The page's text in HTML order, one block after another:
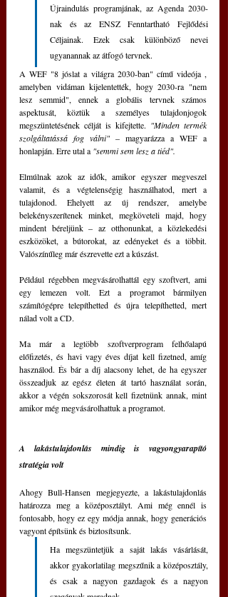
Újraindulás programjának, az Agenda 2030-
nak és az ENSZ Fenntartható Fejlődési
Céljainak. Ezek csak különböző nevei
ugyanannak az átfogó tervnek.
A WEF "8 jóslat a világra 2030-ban" című videója ,
amelyben vidáman kijelentették, hogy 2030-ra "nem
lesz semmid", ennek a globális tervnek számos
aspektusát, köztük a személyes tulajdonjogok
megszüntetésének célját is kifejtette. "Minden termék
szolgáltatássá fog válni" – magyarázza a WEF a
honlapján. Erre utal a "semmi sem lesz a tiéd".
Elmúlnak azok az idők, amikor egyszer megveszel
valamit, és a végtelenségig használhatod, mert a
tulajdonod. Ehelyett az új rendszer, amelybe
belekényszerítenek minket, megköveteli majd, hogy
mindent béreljünk – az otthonunkat, a közlekedési
eszközöket, a bútorokat, az edényeket és a többit.
Valószínűleg már észrevette ezt a kúszást.
Például régebben megvásárolhattál egy szoftvert, ami
egy lemezen volt. Ezt a programot bármilyen
számítógépre telepíthetted és újra telepíthetted, mert
nálad volt a CD.
Ma már a legtöbb szoftverprogram felhőalapú
előfizetés, és havi vagy éves díjat kell fizetned, amíg
használod. És bár a díj alacsony lehet, de ha egyszer
összeadjuk az egész életen át tartó használat során,
akkor a végén sokszorosát kell fizetnünk annak, mint
amikor még megvásárolhattuk a programot.
A lakástulajdonlás mindig is vagyongyarapító
stratégia volt
Ahogy Bull-Hansen megjegyezte, a lakástulajdonlás
határozza meg a középosztályt. Ami még ennél is
fontosabb, hogy ez egy módja annak, hogy generációs
vagyont építsünk és biztosítsunk.
Ha megszüntetjük a saját lakás vásárlását,
akkor gyakorlatilag megszűnik a középosztály,
és csak a nagyon gazdagok és a nagyon